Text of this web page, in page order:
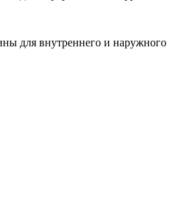
для внутреннего и наружного